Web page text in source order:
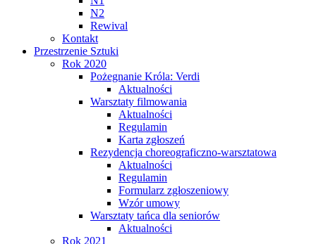
N2
Rewival
Kontakt
Przestrzenie Sztuki
Rok 2020
Pożegnanie Króla: Verdi
Aktualności
Warsztaty filmowania
Aktualności
Regulamin
Karta zgłoszeń
Rezydencja choreograficzno-warsztatowa
Aktualności
Regulamin
Formularz zgłoszeniowy
Wzór umowy
Warsztaty tańca dla seniorów
Aktualności
Rok 2021